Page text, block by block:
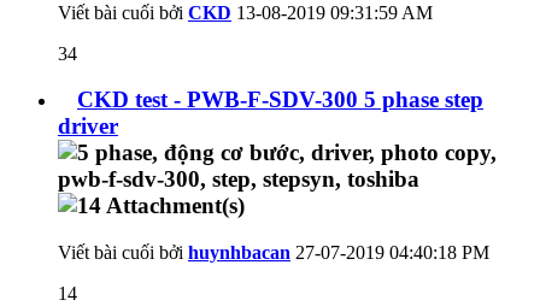
Viết bài cuối bởi CKD 13-08-2019 09:31:59 AM
34
CKD test - PWB-F-SDV-300 5 phase step
driver
Viết bài cuối bởi huynhbacan 27-07-2019 04:40:18 PM
14